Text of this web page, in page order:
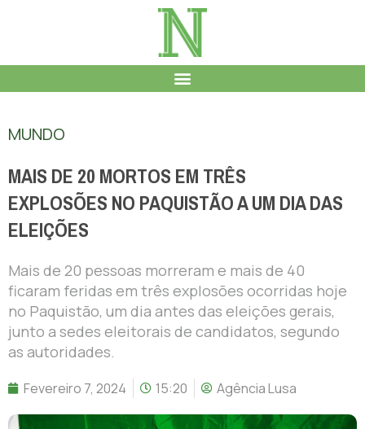
MUNDO
MAIS DE 20 MORTOS EM TRÊS
EXPLOSÕES NO PAQUISTÃO A UM DIA DAS
ELEIÇÕES
Mais de 20 pessoas morreram e mais de 40
ficaram feridas em três explosões ocorridas hoje
no Paquistão, um dia antes das eleições gerais,
junto a sedes eleitorais de candidatos, segundo
as autoridades.
Fevereiro 7, 2024 15:20 Agência Lusa